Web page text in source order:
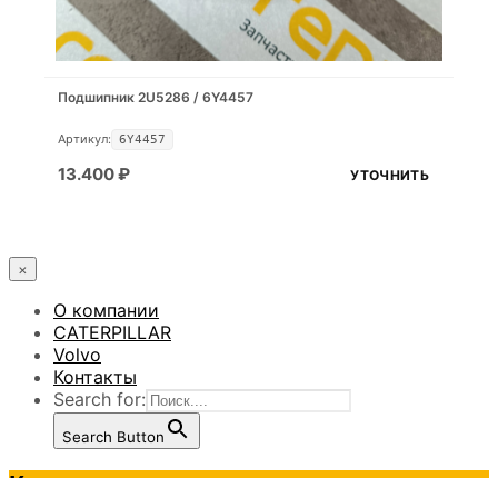
Подшипник 2U5286 / 6Y4457
Артикул: 6Y4457
13.400₽ УТОЧНИТЬ
×
О компании
CATERPILLAR
Volvo
Контакты
Search for:
Search Button